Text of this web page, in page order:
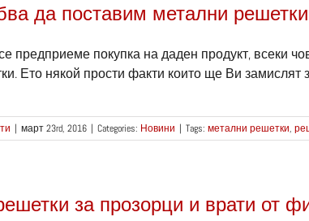
да поставим метални
предприеме покупка на даден продукт, всеки
Ето някой прости факти които ще Ви замислят
| март 23rd, 2016 | Categories: Новини | Tags: метални решетки,
за прозорци и врати от